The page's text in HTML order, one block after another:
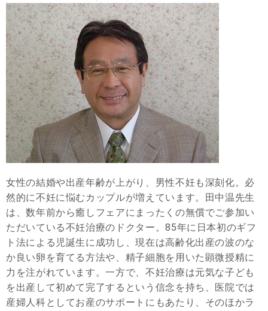
女性の結婚や出産年齢が上がり、男性不妊も深刻化。必
然的に不妊に悩むカップルが増えています。田中温先生
は、数年前から癒しフェアにまったくの無償でご参加い
ただいている不妊治療のドクター。85年に日本初のギフ
ト法による児誕生に成功し、現在は高齢化出産の波のな
か良い卵を育てる方法や、精子細胞を用いた顕微授精に
力を注がれています。一方で、不妊治療は元気な子ども
を出産して初めて完了するという信念を持ち、医院では
産婦人科としてお産のサポートにもあたり、そのほかラ